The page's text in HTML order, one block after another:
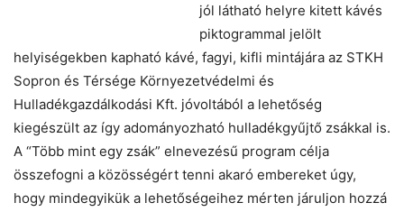
jól látható helyre kitett kávés
piktogrammal jelölt
helyiségekben kapható kávé, fagyi, kifli mintájára az STKH
Sopron és Térsége Környezetvédelmi és
Hulladékgazdálkodási Kft. jóvoltából a lehetőség
kiegészült az így adományozható hulladékgyűjtő zsákkal is.
A “Több mint egy zsák” elnevezésű program célja
összefogni a közösségért tenni akaró embereket úgy,
hogy mindegyikük a lehetőségeihez mérten járuljon hozzá